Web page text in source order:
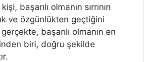
başarılı olmanın sırrının
ve özgünlükten geçtiğini
başarılı olmanın en
biri, doğru şekilde